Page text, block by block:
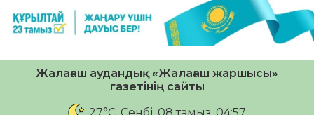
Жалағаш аудандық «Жалағаш жаршысы»
газетінің сайты
27°C, Сенбі, 08 тамыз, 04:57